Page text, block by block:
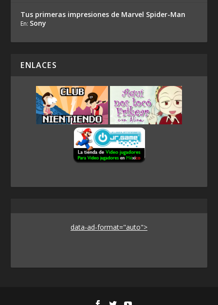
Tus primeras impresiones de Marvel Spider-Man
En: Sony
ENLACES
data-ad-format="auto">